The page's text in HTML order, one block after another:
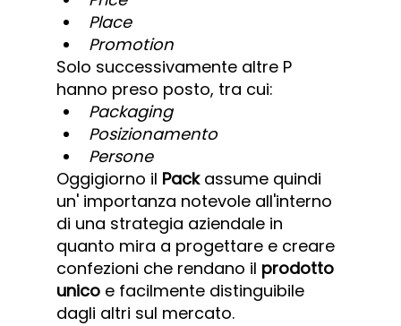
Place
Promotion
Solo successivamente altre P
hanno preso posto, tra cui:
Packaging
Posizionamento
Persone
Oggigiorno il Pack assume quindi
un' importanza notevole all'interno
di una strategia aziendale in
quanto mira a progettare e creare
confezioni che rendano il prodotto
unico e facilmente distinguibile
dagli altri sul mercato.